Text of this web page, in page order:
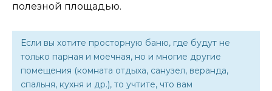
полезной площадью.
Если вы хотите просторную баню, где будут не
только парная и моечная, но и многие другие
помещения (комната отдыха, санузел, веранда,
спальня, кухня и др.), то учтите, что вам